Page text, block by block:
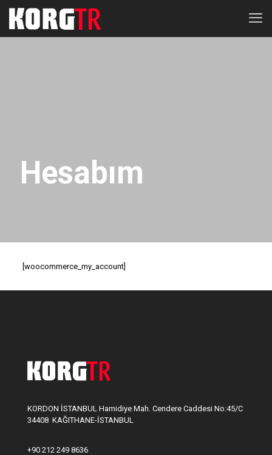
Hesabım
[woocommerce_my_account]
KORDON İSTANBUL Hamidiye Mah. Cendere Caddesi No:45/C
34408 KAĞITHANE-İSTANBUL
+90 212 249 8636